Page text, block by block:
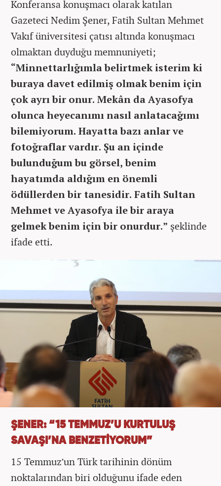
Konferansa konuşmacı olarak katılan
Gazeteci Nedim Şener, Fatih Sultan Mehmet
Vakıf üniversitesi çatısı altında konuşmacı
olmaktan duyduğu memnuniyeti;
“Minnettarlığımla belirtmek isterim ki
buraya davet edilmiş olmak benim için
çok ayrı bir onur. Mekân da Ayasofya
olunca heyecanımı nasıl anlatacağımı
bilemiyorum. Hayatta bazı anlar ve
fotoğraflar vardır. Şu an içinde
bulunduğum bu görsel, benim
hayatımda aldığım en önemli
ödüllerden bir tanesidir. Fatih Sultan
Mehmet ve Ayasofya ile bir araya
gelmek benim için bir onurdur.” şeklinde
ifade etti.
ŞENER: “15 TEMMUZ’U KURTULUŞ
SAVAŞI’NA BENZETİYORUM”
15 Temmuz’un Türk tarihinin dönüm
noktalarından biri olduğunu ifade eden